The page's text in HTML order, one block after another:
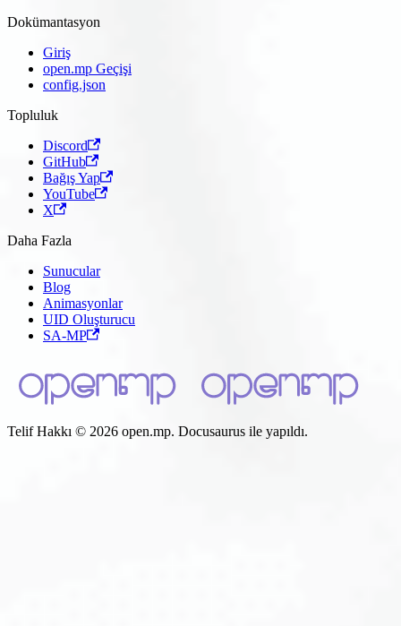
Dokümantasyon
Giriş
open.mp Geçişi
config.json
Topluluk
Discord
GitHub
Bağış Yap
YouTube
X
Daha Fazla
Sunucular
Blog
Animasyonlar
UID Oluşturucu
SA-MP
Telif Hakkı © 2026 open.mp. Docusaurus ile yapıldı.